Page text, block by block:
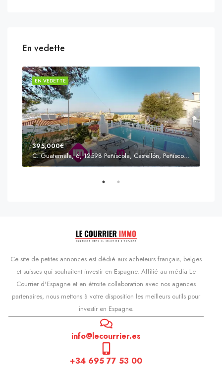
En vedette
EN VEDETTE
395,000€
C. Guatemala, 6, 12598 Peñíscola, Castellón, Peñíscola, Communauté valencienne
Ce site de petites annonces est dédié aux acheteurs français, belges
et suisses qui souhaitent investir en Espagne. Affilié au média Le
Courrier d'Espagne et en étroite collaboration avec nos agences
partenaires, nous mettons à votre disposition les meilleurs outils pour
investir en Espagne.
info@lecourrier.es
+34 695 77 53 00